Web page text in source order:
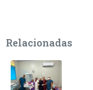
Relacionadas